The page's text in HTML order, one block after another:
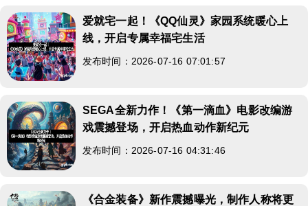
爱就宅一起！《QQ仙灵》家园系统暖心上
线，开启专属幸福宅生活
发布时间：2026-07-16 07:01:57
SEGA全新力作！《第一滴血》电影改编游
戏震撼登场，开启热血动作新纪元
发布时间：2026-07-16 04:31:46
《合金装备》新作震撼曝光，制作人称将更